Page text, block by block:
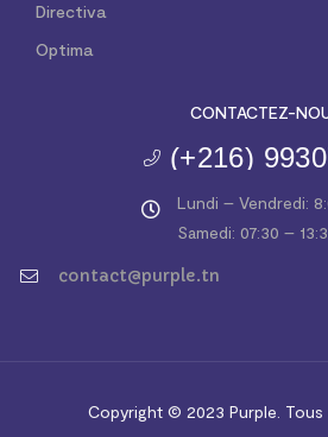
Directiva
Optima
CONTACTEZ-
(+216)
Lundi – Vendredi:
Samedi: 07:30 –
contact@purple.tn
Copyright © 2023 Purple. Tous